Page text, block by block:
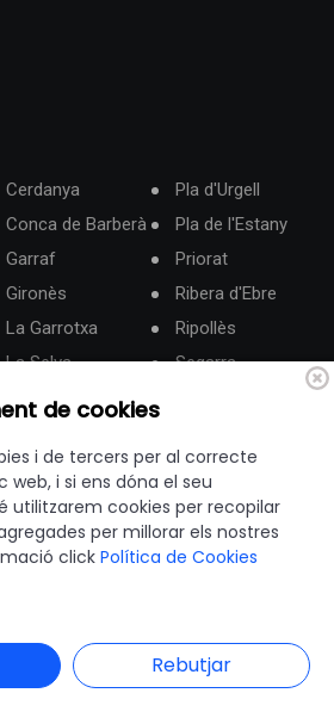
Cerdanya
Conca de Barberà
Garraf
Gironès
La Garrotxa
La Selva
Les Garrigues
Maresme
Moianès
Montsià
Noguera
Pallars Jussà
Pallars Sobirà
Pla d'Urgell
Pla de l'Estany
Priorat
Ribera d'Ebre
Ripollès
Segarra
Tarragonès
Terra Alta
Urgell
Vallès Occidental
de cookies
i de tercers per al correcte
i si ens dóna el seu
utilitzarem cookies per recopilar
per millorar els nostres
click Política de Cookies
Rebutjar